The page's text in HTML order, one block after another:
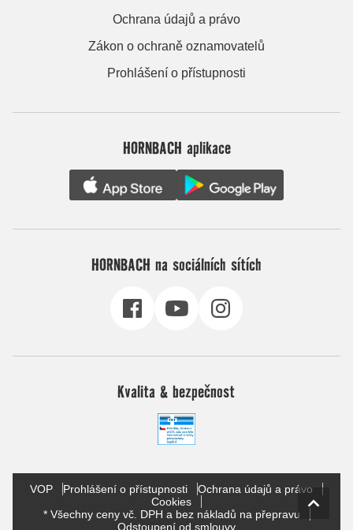
Ochrana údajů a právo
Zákon o ochraně oznamovatelů
Prohlášení o přístupnosti
HORNBACH aplikace
HORNBACH na sociálních sítích
Kvalita & bezpečnost
VOP Prohlášení o přístupnosti
Ochrana údajů a právo
Cookies
* Všechny ceny vč. DPH a bez nákladů na přepravu
Odstoupení od smlouvy